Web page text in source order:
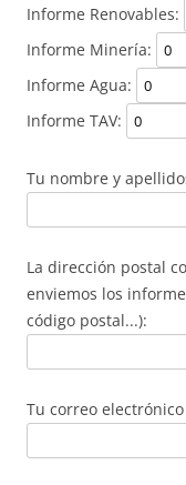
Informe Renovables:
Informe Minería:
Informe Agua:
Informe TAV:
Tu nombre y
La dirección postal
enviemos los
código postal...):
Tu correo electrónico